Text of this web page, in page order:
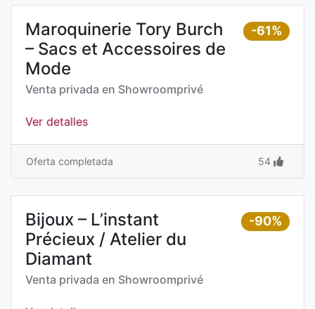
-61%
Maroquinerie Tory Burch
– Sacs et Accessoires de
Mode
Venta privada en Showroomprivé
Ver detalles
Oferta completada 54
-90%
Bijoux – L’instant
Précieux / Atelier du
Diamant
Venta privada en Showroomprivé